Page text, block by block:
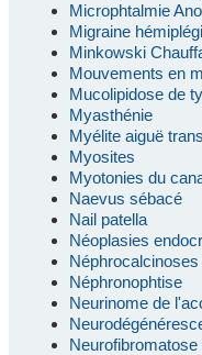
Microphtalmie
Migraine
Minkowski
Mouvements en
Mucolipidose de
Myasthénie
Myélite aiguë
Myosites
Myotonies du
Naevus sébacé
Nail patella
Néoplasies
Néphrocalcinoses
Néphronophtise
Neurinome de
Neurofibromatose